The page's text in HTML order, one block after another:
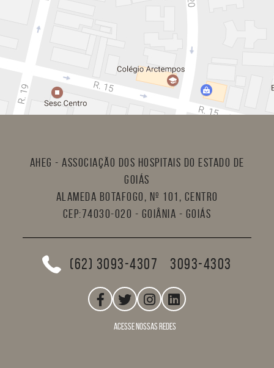
AHEG - Associação dos Hospitais do Estado de
Goiás
Alameda Botafogo, nº 101, Centro
CEP:74030-020 - Goiânia - Goiás
(62) 3093-4307 3093-4303
acesse nossas redes